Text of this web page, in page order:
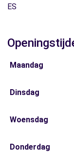
ES
Maandag
Dinsdag
Woensdag
Donderdag